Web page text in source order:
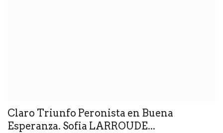
Claro Triunfo Peronista en Buena
Esperanza. Sofia LARROUDE...